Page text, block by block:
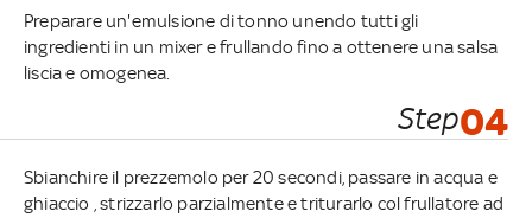
Preparare un'emulsione di tonno unendo tutti gli
ingredienti in un mixer e frullando fino a ottenere una salsa
liscia e omogenea.
Step04
Sbianchire il prezzemolo per 20 secondi, passare in acqua e
ghiaccio , strizzarlo parzialmente e triturarlo col frullatore ad